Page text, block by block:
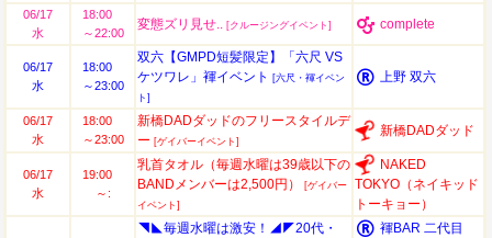
06/17
水
18:00
～22:00
変態ズリ見せ.. [クルージングイベント] complete
06/17
水
18:00
～23:00
双六【GMPD短髪限定】「六尺 VS
ケツワレ」褌イベント
[六尺・褌イベン
ト]
上野 双六
06/17
水
18:00
～23:00
新橋DADダッドのフリースタイルデ
ー [ゲイバーイベント]
新橋DADダッド
06/17
水
19:00
～:
乳首タオル（毎週水曜は39歳以下の
BANDメンバーは2,500円）
[ゲイバー
イベント]
NAKED
TOKYO（ネイキッド
トーキョー）
◥◣毎週水曜は激安！◢◤20代・
褌BAR 二代目